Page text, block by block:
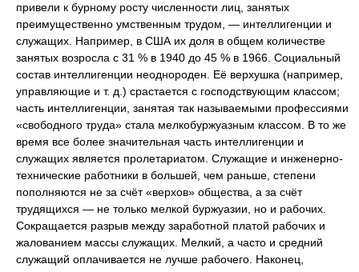
привели к бурному росту численности лиц, занятых
преимущественно умственным трудом, — интеллигенции и
служащих. Например, в США их доля в общем количестве
занятых возросла с 31 % в 1940 до 45 % в 1966. Социальный
состав интеллигенции неоднороден. Её верхушка (например,
управляющие и т. д.) срастается с господствующим классом;
часть интеллигенции, занятая так называемыми профессиями
«свободного труда» стала мелкобуржуазным классом. В то же
время все более значительная часть интеллигенции и
служащих является пролетариатом. Служащие и инженерно-
технические работники в большей, чем раньше, степени
пополняются не за счёт «верхов» общества, а за счёт
трудящихся — не только мелкой буржуазии, но и рабочих.
Сокращается разрыв между заработной платой рабочих и
жалованием массы служащих. Мелкий, а часто и средний
служащий оплачивается не лучше рабочего. Наконец,